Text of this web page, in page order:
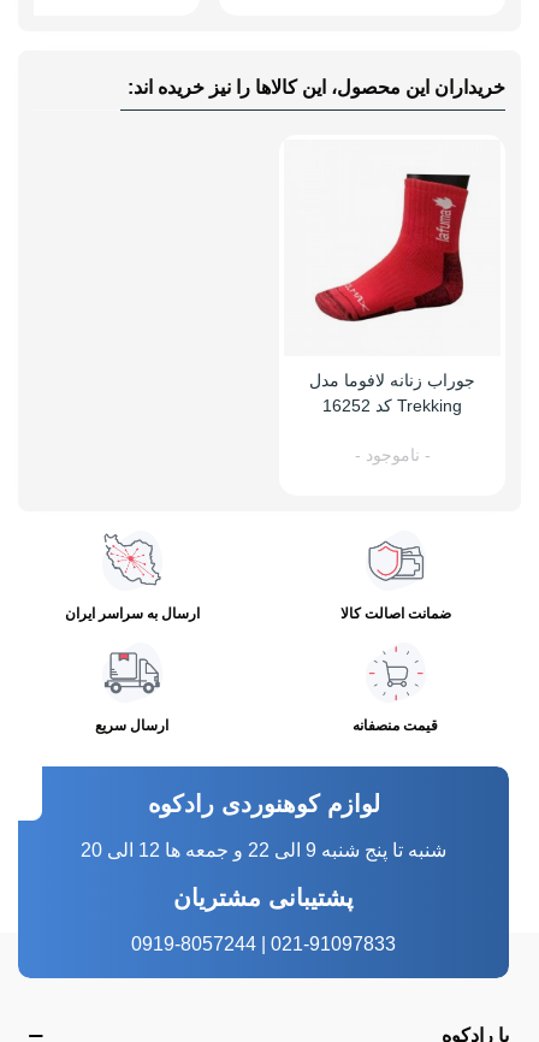
خریداران این محصول، این کالاها را نیز خریده اند:
جوراب زنانه لافوما مدل
Trekking کد 16252
- ناموجود -
ضمانت اصالت کالا ارسال به سراسر ایران
قیمت منصفانه ارسال سریع
لوازم کوهنوردی رادکوه
شنبه تا پنج شنبه 9 الی 22 و جمعه ها 12 الی 20
پشتیبانی مشتریان
021-91097833 | 0919-8057244
با رادکوه